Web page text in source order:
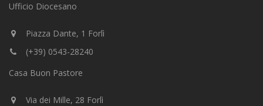
Ufficio Diocesano
Piazza Dante, 1 Forlì
(+39) 0543-28240
Casa Buon Pastore
Via dei Mille, 28 Forlì